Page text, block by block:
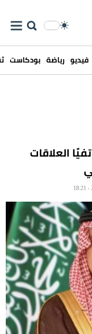
فيديو رياضة بودكاست
العلاقات